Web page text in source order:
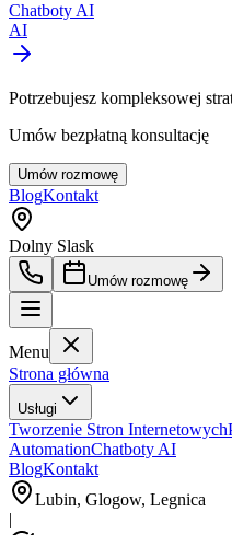
Chatboty AI
AI
Potrzebujesz kompleksowej
Umów bezpłatną konsultację
Umów rozmowę
BlogKontakt
Dolny Slask
Umów rozmowę
Menu
Strona główna
Usługi
Tworzenie Stron Internetowych
AutomationChatboty AI
BlogKontakt
Lubin, Glogow, Legnica
|